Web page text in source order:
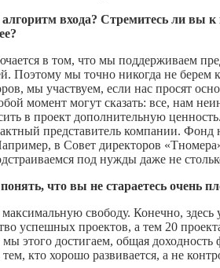
входа? Стремитесь ли вы
в том, что мы поддерживаем
Поэтому мы точно никогда не берем
мы участвуем, если нас просят
момент могут сказать: все, нам
в проект дополнительную
представитель компании. Фонд
в Совет директоров
под нужды даже не
что вы не стараетесь очень
свободу. Конечно, здесь
успешных проектов, а тем 20
этого достигаем, общая
кто хорошо развивается, а не